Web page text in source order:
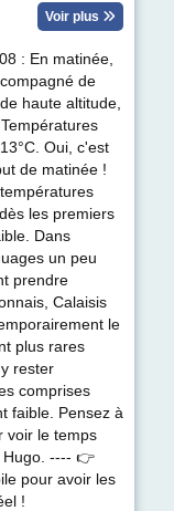
Voir plus
: En matinée,
de
haute altitude,
Oui, c'est
de matinée !
les premiers
Dans
un peu
prendre
Calaisis
le
plus rares
rester
comprises
faible. Pensez à
voir le temps
Hugo. ---- 👉
pour avoir les
!